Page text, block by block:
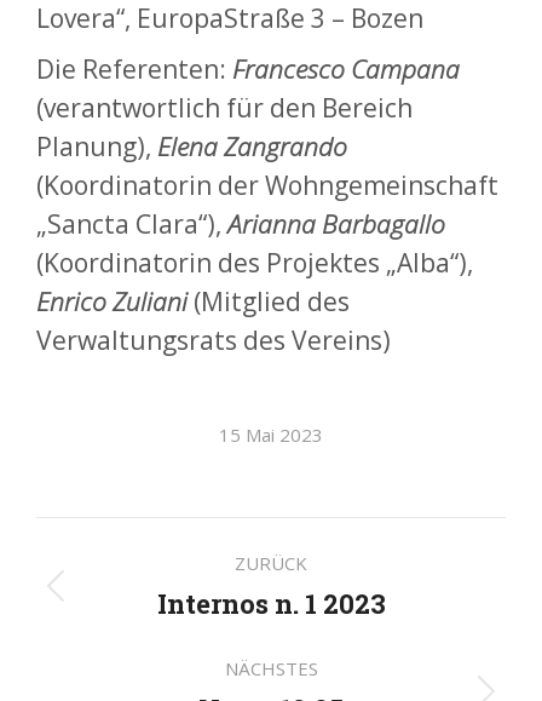
Lovera“, EuropaStraße 3 – Bozen
Die Referenten: Francesco Campana
(verantwortlich für den Bereich
Planung), Elena Zangrando
(Koordinatorin der Wohngemeinschaft
„Sancta Clara“),Arianna Barbagallo
(Koordinatorin des Projektes „Alba“),
Enrico Zuliani(Mitglied des
Verwaltungsrats des Vereins)
15 Mai 2023
ZURÜCK
Vorheriger
Internos n. 1 2023
NÄCHSTES